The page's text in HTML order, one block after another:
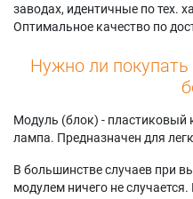
заводах, идентичные по тех.
Оптимальное качество по
Нужно ли
Модуль (блок) - пластиковый
лампа. Предназначен для
В большинстве случаев при
модулем ничего не